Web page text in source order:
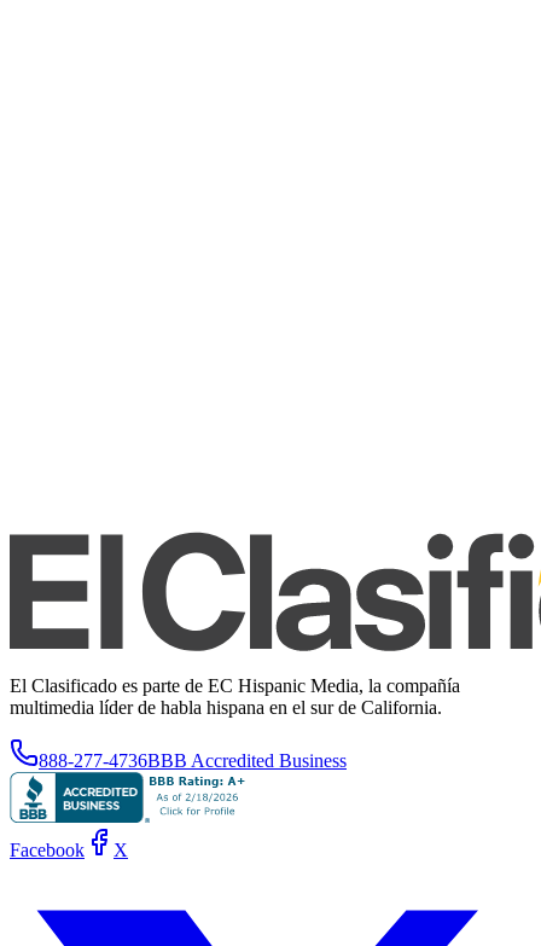
El Clasificado es parte de EC Hispanic Media, la compañía
multimedia líder de habla hispana en el sur de California.
888-277-4736BBB Accredited Business
Facebook X